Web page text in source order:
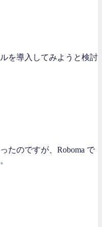
を導入してみようと検討
たのですが、Roboma で